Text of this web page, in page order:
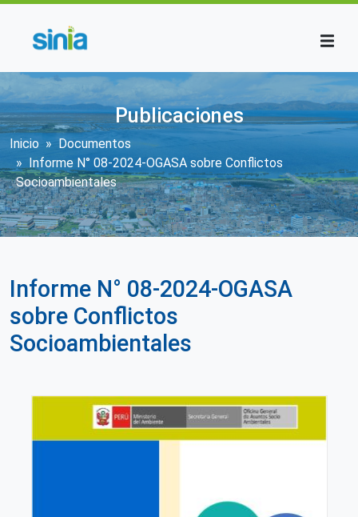
Publicaciones
Sobrescribir enlaces de ayuda a la
Inicio
Documentos
Informe N° 08-2024-OGASA sobre Conflictos
Socioambientales
Informe N° 08-2024-OGASA
sobre Conflictos
Socioambientales